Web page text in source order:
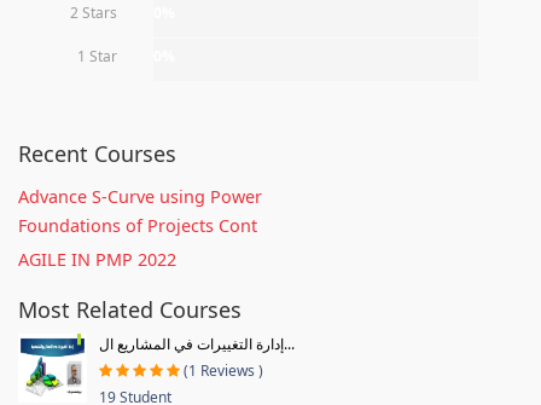
2 Stars
1 Star
Recent Courses
Advance S-Curve using Power
Foundations of Projects Cont
AGILE IN PMP 2022
Most Related Courses
إدارة التغييرات في المشاريع ال...
(1 Reviews )
19 Student